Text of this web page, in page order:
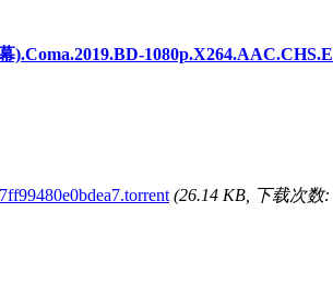
).Coma.2019.BD-
(26.14 KB, 下载次数: